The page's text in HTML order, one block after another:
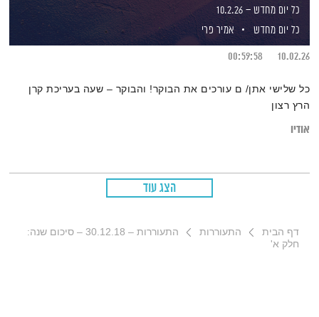
כל יום מחדש – 10.2.26
כל יום מחדש
אמיר פרי
10.02.26
00:59:58
כל שלישי אתן/ ם עורכים את הבוקר! והבוקר – שעה בעריכת קרן
הרץ רצון
אודיו
הצג עוד
דף הבית התעוררות
התעוררות – 30.12.18 – סיכום שנה:
חלק א'